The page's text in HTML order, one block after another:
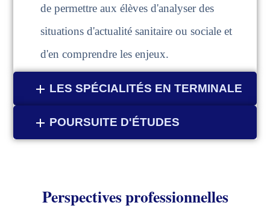
de permettre aux élèves d'analyser des
situations d'actualité sanitaire ou sociale et
d'en comprendre les enjeux.
LES SPÉCIALITÉS EN TERMINALE
POURSUITE D'ÉTUDES
Perspectives professionnelles